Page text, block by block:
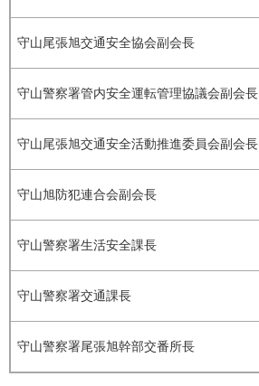
守山尾張旭交通安全協会副会長
守山警察署管内安全運転管理協議会副会長
守山尾張旭交通安全活動推進委員会副会長
守山旭防犯連合会副会長
守山警察署生活安全課長
守山警察署交通課長
守山警察署尾張旭幹部交番所長